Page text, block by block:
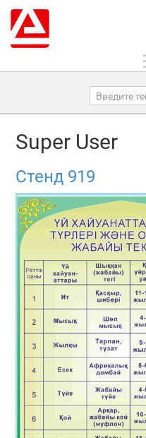
Super User
Стенд 919